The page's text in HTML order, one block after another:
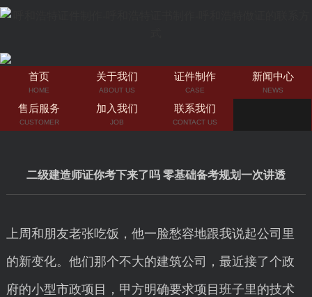
首页
HOME
关于我们
ABOUT US
证件制作
CASE
新闻中心
NEWS
售后服务
CUSTOMER
加入我们
JOB
联系我们
CONTACT US
二级建造师证你考下来了吗 零基础备考规划一次讲透
上周和朋友老张吃饭，他一脸愁容地跟我说起公司里
的新变化。他们那个不大的建筑公司，最近接了个政
府的小型市政项目，甲方明确要求项目班子里的技术